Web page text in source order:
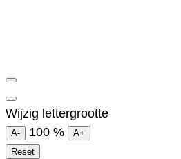
Wijzig lettergrootte
A- 100 %
A+
Reset